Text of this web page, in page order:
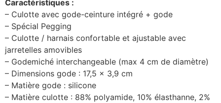
Caractéristiques :
– Culotte avec gode-ceinture intégré + gode
– Spécial Pegging
– Culotte / harnais confortable et ajustable avec
jarretelles amovibles
– Godemiché interchangeable (max 4 cm de diamètre)
– Dimensions gode : 17,5 x 3,9 cm
– Matière gode : silicone
– Matière culotte : 88% polyamide, 10% élasthanne, 2%